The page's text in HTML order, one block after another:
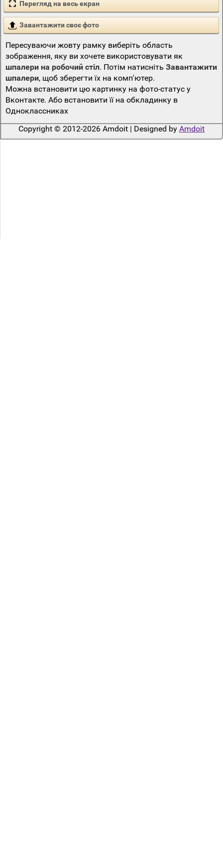
Перегляд на весь екран
Завантажити своє фото
Пересуваючи жовту рамку виберіть область
зображення, яку ви хочете використовувати як
шпалери на робочий стіл. Потім натисніть Завантажити
шпалери, щоб зберегти їх на комп'ютер.
Можна встановити цю картинку на фото-статус у
Вконтакте. Або встановити її на обкладинку в
Одноклассниках
Copyright © 2012-2026 Amdoit | Designed by Amdoit